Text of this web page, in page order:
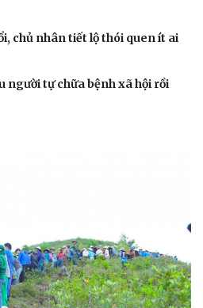
Giải trí
chủ nhân tiết lộ thói quen ít ai
người tự chữa bệnh xã hội rồi